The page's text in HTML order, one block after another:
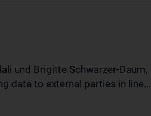
und Brigitte Schwarzer-Daum,
data to external parties in line...